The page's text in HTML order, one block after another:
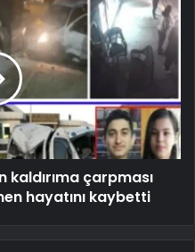
kaldırıma çarpması
hayatını kaybetti